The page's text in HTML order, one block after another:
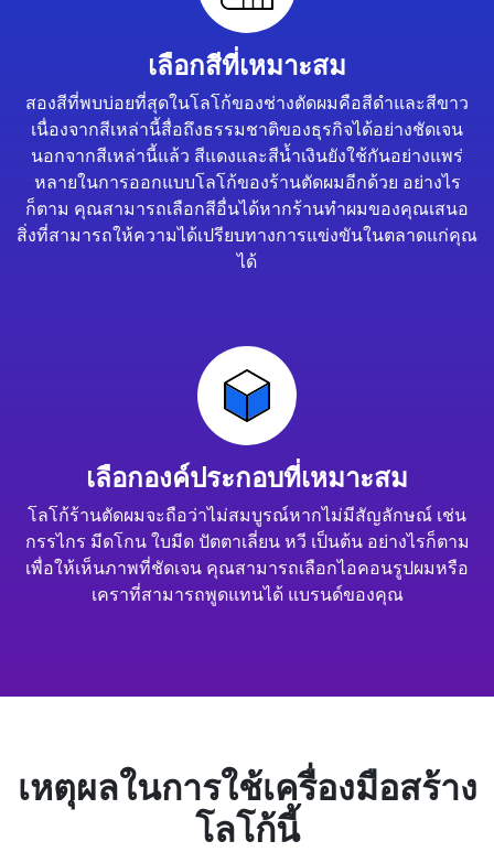
เลือกสีที่เหมาะสม
สองสีที่พบบ่อยที่สุดในโลโก้ของช่างตัดผมคือสีดำและสีขาว
เนื่องจากสีเหล่านี้สื่อถึงธรรมชาติของธุรกิจได้อย่างชัดเจน
นอกจากสีเหล่านี้แล้ว สีแดงและสีน้ำเงินยังใช้กันอย่างแพร่
หลายในการออกแบบโลโก้ของร้านตัดผมอีกด้วย อย่างไร
ก็ตาม คุณสามารถเลือกสีอื่นได้หากร้านทำผมของคุณเสนอ
สิ่งที่สามารถให้ความได้เปรียบทางการแข่งขันในตลาดแก่คุณ
ได้
เลือกองค์ประกอบที่เหมาะสม
โลโก้ร้านตัดผมจะถือว่าไม่สมบูรณ์หากไม่มีสัญลักษณ์ เช่น
กรรไกร มีดโกน ใบมีด ปัตตาเลี่ยน หวี เป็นต้น อย่างไรก็ตาม
เพื่อให้เห็นภาพที่ชัดเจน คุณสามารถเลือกไอคอนรูปผมหรือ
เคราที่สามารถพูดแทนได้ แบรนด์ของคุณ
เหตุผลในการใช้เครื่องมือสร้าง
โลโก้นี้